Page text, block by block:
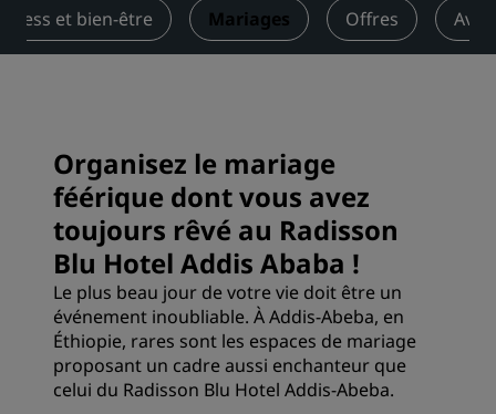
et bien-être Mariages Offres Avis
Organisez le mariage
féérique dont vous avez
toujours rêvé au Radisson
Blu Hotel Addis Ababa !
Le plus beau jour de votre vie doit être un
événement inoubliable. À Addis-Abeba, en
Éthiopie, rares sont les espaces de mariage
proposant un cadre aussi enchanteur que
celui du Radisson Blu Hotel Addis-Abeba.